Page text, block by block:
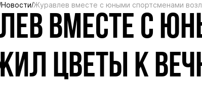
Новости Журавлев вместе с юными спортсменами
ВМЕСТЕ С
ЦВЕТЫ К